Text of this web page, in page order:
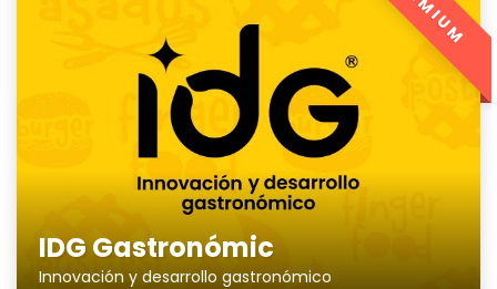
IDG Gastronómic
Innovación y desarrollo gastronómico